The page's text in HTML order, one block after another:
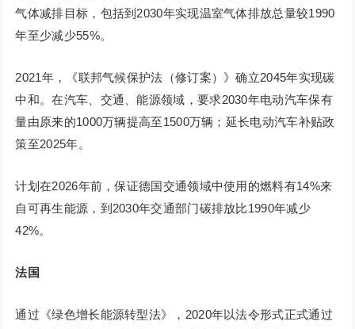
气体减排目标，包括到2030年实现温室气体排放总量较1990
年至少减少55%。
2021年，《联邦气候保护法（修订案）》确立2045年实现碳
中和。在汽车、交通、能源领域，要求2030年电动汽车保有
量由原来的1000万辆提高至1500万辆；延长电动汽车补贴政
策至2025年。
计划在2026年前，保证德国交通领域中使用的燃料有14%来
自可再生能源，到2030年交通部门碳排放比1990年减少
42%。
法国
通过《绿色增长能源转型法》，2020年以法令形式正式通过